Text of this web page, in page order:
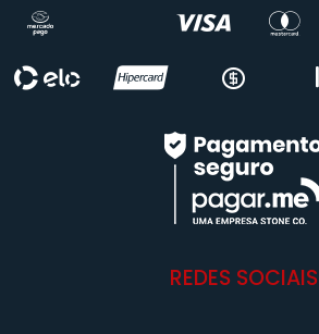
REDES SOCIAIS